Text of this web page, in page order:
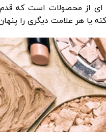
از محصولات است که
یا هر علامت دیگری را